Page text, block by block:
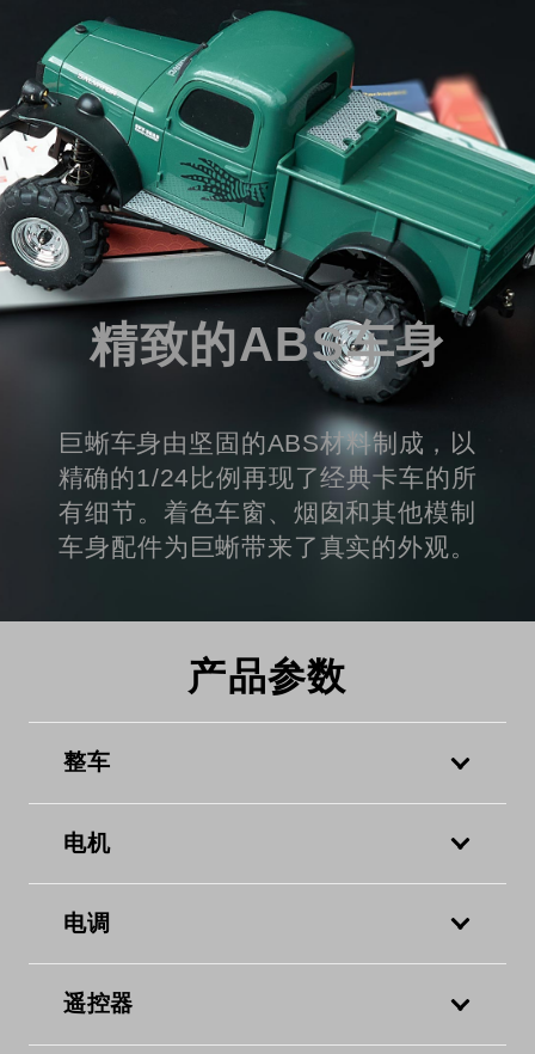
精致的ABS车身
巨蜥车身由坚固的ABS材料制成，以
精确的1/24比例再现了经典卡车的所
有细节。着色车窗、烟囱和其他模制
车身配件为巨蜥带来了真实的外观。
产品参数
整车
电机
电调
遥控器